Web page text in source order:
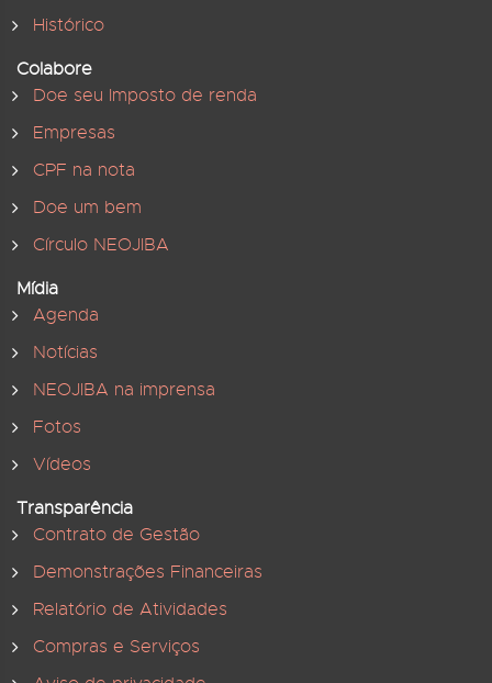
Histórico
Colabore
Doe seu Imposto de renda
Empresas
CPF na nota
Doe um bem
Círculo NEOJIBA
Mídia
Agenda
Notícias
NEOJIBA na imprensa
Fotos
Vídeos
Transparência
Contrato de Gestão
Demonstrações Financeiras
Relatório de Atividades
Compras e Serviços